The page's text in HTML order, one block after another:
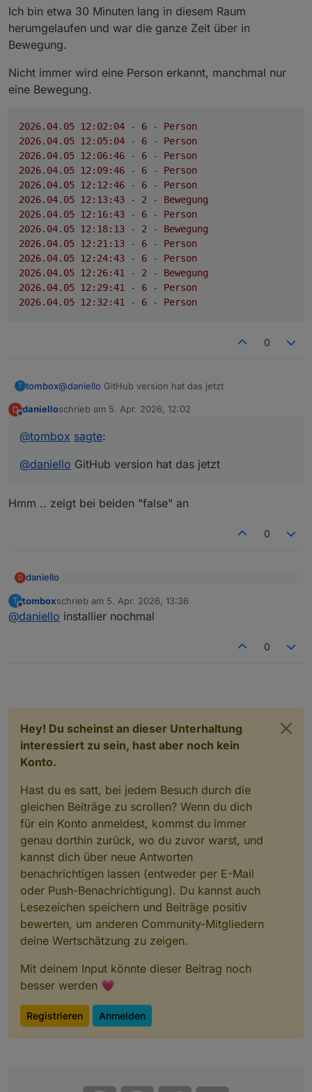
Ich bin etwa 30 Minuten lang in diesem Raum
herumgelaufen und war die ganze Zeit über in
Bewegung.
Nicht immer wird eine Person erkannt, manchmal nur
eine Bewegung.
2026.04.05 12 :02:04 - 6 -
Person
2026.04.05 12 :05:04 - 6 -
Person
2026.04.05 12 :06:46 - 6 -
Person
2026.04.05 12 :09:46 - 6 -
Person
2026.04.05 12 :12:46 - 6 -
Person
2026.04.05 12 :13:43 - 2 -
Bewegung
2026.04.05 12 :16:43 - 6 -
Person
2026.04.05 12 :18:13 - 2 -
Bewegung
2026.04.05 12 :21:13 - 6 -
Person
2026.04.05 12 :24:43 - 6 -
Person
2026.04.05 12 :26:41 - 2 -
Bewegung
2026.04.05 12 :29:41 - 6 -
Person
2026.04.05 12 :32:41 - 6 - Person
0
T tombox@daniello GitHub version hat das jetzt
D danielloschrieb am 5. Apr. 2026, 12:02
zuletzt editiert von
@tombox sagte:
@daniello GitHub version hat das jetzt
Hmm .. zeigt bei beiden "false" an
0
D daniello
@danielloGitHub version hat das jetzt
Hmm .. zeigt bei beiden "false" an
T
Offline
tomboxschrieb am 5. Apr. 2026, 13:36
zuletzt editiert von
@daniello installier nochmal
0
Hey! Du scheinst an dieser Unterhaltung
interessiert zu sein, hast aber noch kein
Konto.
Hast du es satt, bei jedem Besuch durch die
gleichen Beiträge zu scrollen? Wenn du dich
für ein Konto anmeldest, kommst du immer
genau dorthin zurück, wo du zuvor warst, und
kannst dich über neue Antworten
benachrichtigen lassen (entweder per E-Mail
oder Push-Benachrichtigung). Du kannst auch
Lesezeichen speichern und Beiträge positiv
bewerten, um anderen Community-Mitgliedern
deine Wertschätzung zu zeigen.
Mit deinem Input könnte dieser Beitrag noch
besser werden 💗
Registrieren Anmelden